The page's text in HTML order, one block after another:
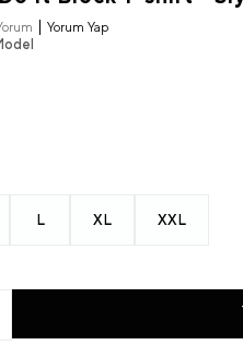
Yorum Yap
L XL XXL